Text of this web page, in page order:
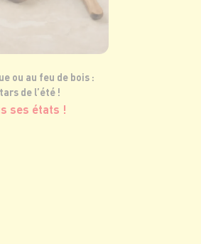
ou au feu de bois :
de l’été !